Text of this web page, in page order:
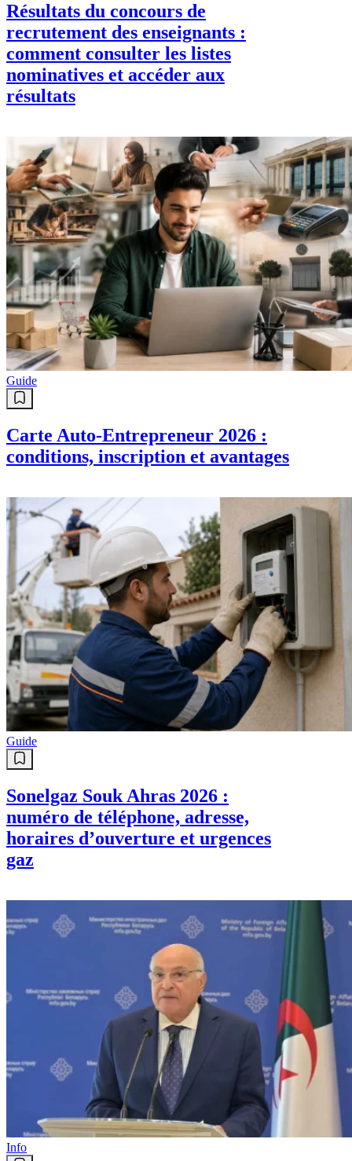
Résultats du concours de
recrutement des enseignants :
comment consulter les listes
nominatives et accéder aux
résultats
Guide
Carte Auto-Entrepreneur 2026 :
conditions, inscription et avantages
Guide
Sonelgaz Souk Ahras 2026 :
numéro de téléphone, adresse,
horaires d’ouverture et urgences
gaz
Info